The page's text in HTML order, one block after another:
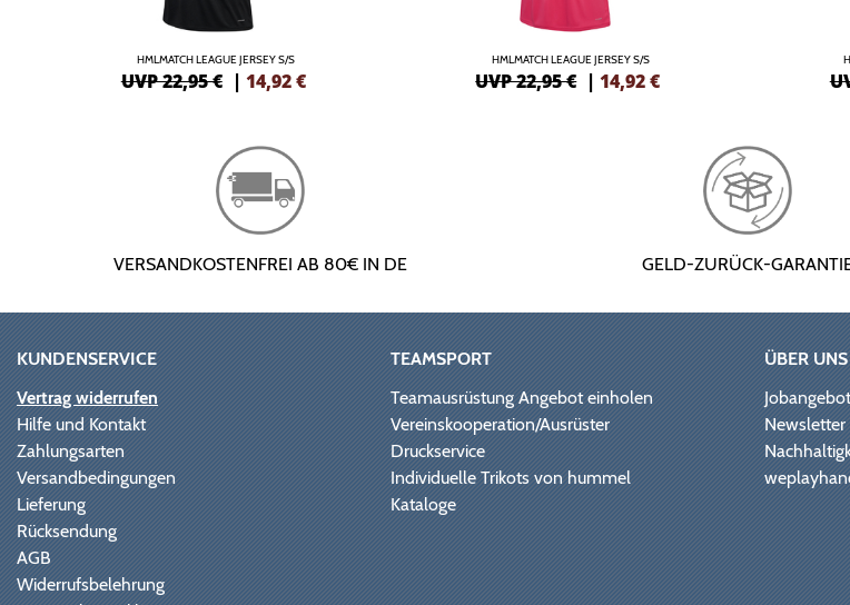
HMLMATCH LEAGUE JERSEY S/S
UVP 22,95 € | 14,92€
HMLMATCH LEAGUE JERSEY S/S
UVP 22,95 € |14,92€
VERSANDKOSTENFREI AB 80€ IN DE GELD-ZURÜCK-
KUNDENSERVICE
Vertrag widerrufen
Hilfe und Kontakt
Zahlungsarten
Versandbedingungen
Lieferung
Rücksendung
AGB
Widerrufsbelehrung
TEAMSPORT
Teamausrüstung Angebot einholen
Vereinskooperation/Ausrüster
Druckservice
Individuelle Trikots von hummel
Kataloge
ÜBER UNS
Newsletter